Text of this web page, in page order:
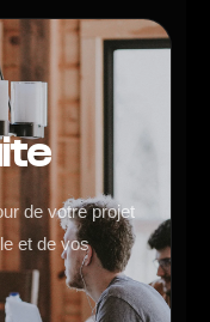
de votre projet
et de vos